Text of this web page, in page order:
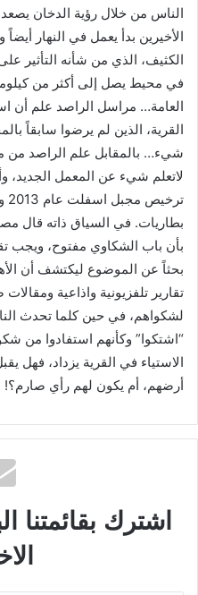
الناس من خلال رؤية الدخان
الأخيرين بدأ يعمل في النهار
الكثيف، الذي من شأنه التأثير
في محيط يصل إلى أكثر من
العامة… مراسل الراصد علم أن
القرية، الذين لم يرضوا سابقاً
شيء… بالمقابل علم الراصد من
لاتعلم شيء عن المعمل
بطاريات. في السياق ذاته قال
بأن باب الشكاوي مفتوح، ويجب
بحثاً عن الموضوع ليكتشف أن
تقارير تلفزيونية واذاعية
لشكواهم، في حين كلما تحدث
“اشتكوا” وكأنهم استفادوا من
الاستياء في القرية يزداد، فهل
أرضهم، أم يكون لهم رأي صارم؟!
اشترك بقائمتنا